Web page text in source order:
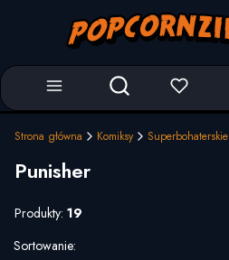
Otwórz wyszukiwarkę
Strona główna Komiksy Superbohaterskie
Punisher
Produkty: 19
Lista produktów
Sortowanie: